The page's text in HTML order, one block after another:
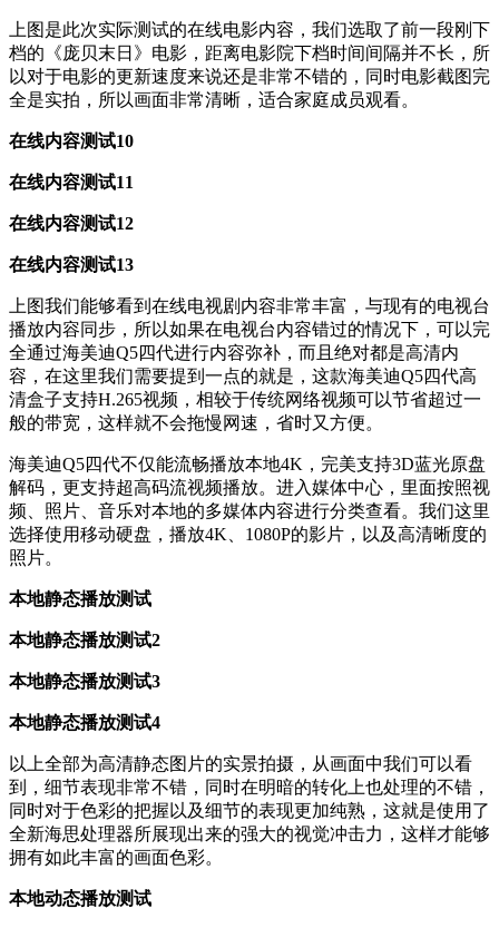
上图是此次实际测试的在线电影内容，我们选取了前一段刚下
档的《庞贝末日》电影，距离电影院下档时间间隔并不长，所
以对于电影的更新速度来说还是非常不错的，同时电影截图完
全是实拍，所以画面非常清晰，适合家庭成员观看。
在线内容测试10
在线内容测试11
在线内容测试12
在线内容测试13
上图我们能够看到在线电视剧内容非常丰富，与现有的电视台
播放内容同步，所以如果在电视台内容错过的情况下，可以完
全通过海美迪Q5四代进行内容弥补，而且绝对都是高清内
容，在这里我们需要提到一点的就是，这款海美迪Q5四代高
清盒子支持H.265视频，相较于传统网络视频可以节省超过一
般的带宽，这样就不会拖慢网速，省时又方便。
海美迪Q5四代不仅能流畅播放本地4K，完美支持3D蓝光原盘
解码，更支持超高码流视频播放。进入媒体中心，里面按照视
频、照片、音乐对本地的多媒体内容进行分类查看。我们这里
选择使用移动硬盘，播放4K、1080P的影片，以及高清晰度的
照片。
本地静态播放测试
本地静态播放测试2
本地静态播放测试3
本地静态播放测试4
以上全部为高清静态图片的实景拍摄，从画面中我们可以看
到，细节表现非常不错，同时在明暗的转化上也处理的不错，
同时对于色彩的把握以及细节的表现更加纯熟，这就是使用了
全新海思处理器所展现出来的强大的视觉冲击力，这样才能够
拥有如此丰富的画面色彩。
本地动态播放测试